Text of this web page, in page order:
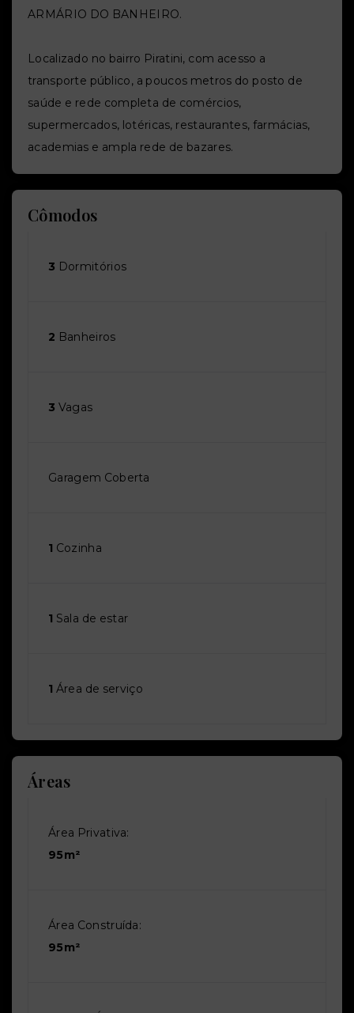
ARMÁRIO DO BANHEIRO.
Localizado no bairro Piratini, com acesso a
transporte público, a poucos metros do posto de
saúde e rede completa de comércios,
supermercados, lotéricas, restaurantes, farmácias,
academias e ampla rede de bazares.
Cômodos
3 Dormitórios
2 Banheiros
3 Vagas
Garagem Coberta
1 Cozinha
1 Sala de estar
1 Área de serviço
Áreas
Área Privativa:
95m²
Área Construída:
95m²